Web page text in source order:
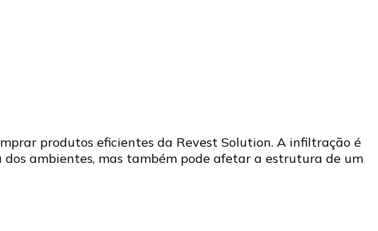
produtos eficientes da Revest Solution. A infiltração é
ambientes, mas também pode afetar a estrutura de um